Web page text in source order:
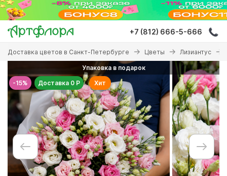
Перейти
основному
содержанию
+7 (812) 666-5-666
Вы
здесь
Доставка цветов в Санкт-Петербурге Цветы Лизиантус
-15%
Упаковка в подарок
Доставка 0 Р
Хит